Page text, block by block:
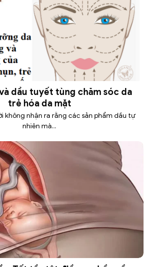
dầu tuyết tùng chăm sóc da
trẻ hóa da mặt
không nhận ra rằng các sản phẩm dầu tự
nhiên mà...